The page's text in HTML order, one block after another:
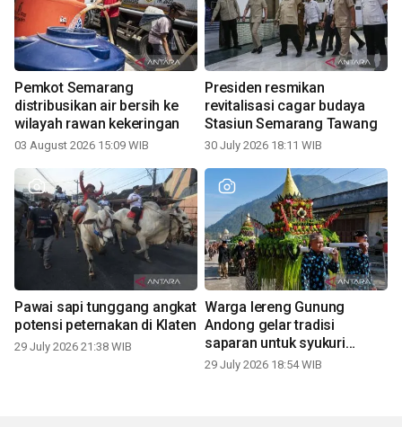
Pemkot Semarang
distribusikan air bersih ke
wilayah rawan kekeringan
03 August 2026 15:09 WIB
Presiden resmikan
revitalisasi cagar budaya
Stasiun Semarang Tawang
30 July 2026 18:11 WIB
Pawai sapi tunggang angkat
potensi peternakan di Klaten
29 July 2026 21:38 WIB
Warga lereng Gunung
Andong gelar tradisi
saparan untuk syukuri
panen
29 July 2026 18:54 WIB